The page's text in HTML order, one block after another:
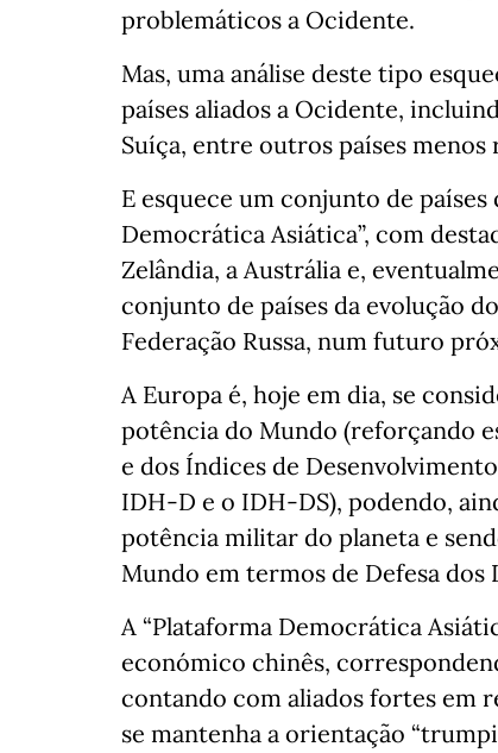
problemáticos a Ocidente.
Mas, uma análise deste tipo
países aliados a Ocidente,
Suíça, entre outros países menos
E esquece um conjunto de
Democrática Asiática”, com
Zelândia, a Austrália e,
conjunto de países da evolução
Federação Russa, num futuro
A Europa é, hoje em dia, se
potência do Mundo (reforçando
e dos Índices de
IDH-D e o IDH-DS), podendo,
potência militar do planeta e
Mundo em termos de Defesa dos
A “Plataforma Democrática
económico chinês,
contando com aliados fortes em
se mantenha a orientação